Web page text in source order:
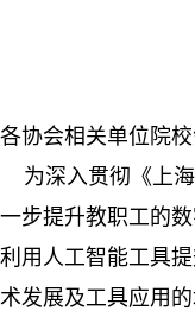
各协会相关单位院校
为深入贯彻《上海
一步提升教职工的
利用人工智能工具
术发展及工具应用